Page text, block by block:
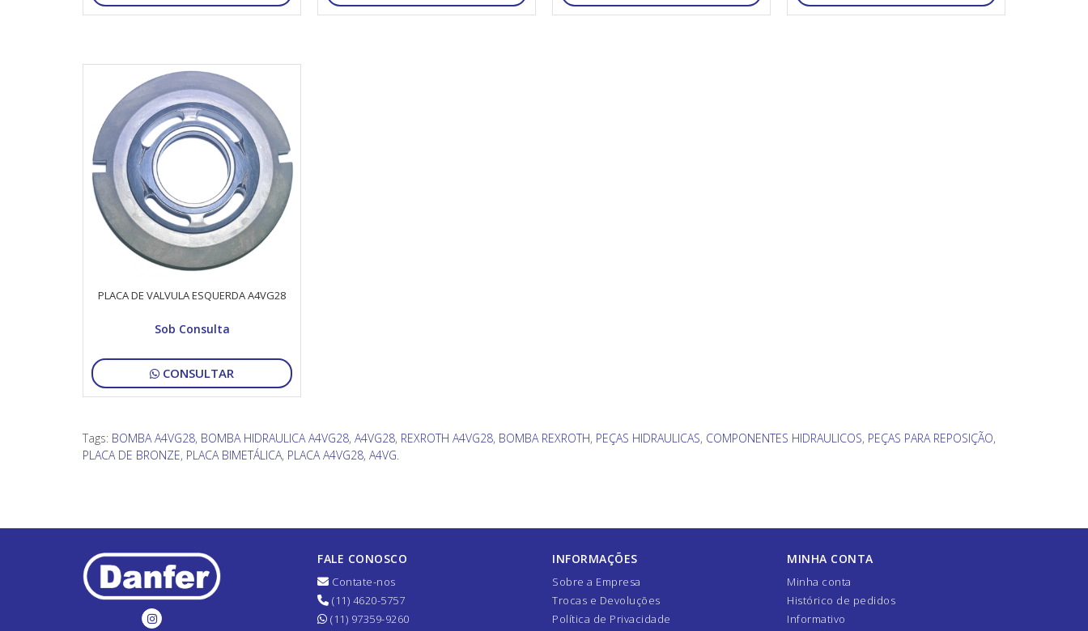
PLACA DE VALVULA ESQUERDA A4VG28
Sob Consulta
CONSULTAR
Tags: BOMBA A4VG28, BOMBA HIDRAULICA A4VG28, A4VG28, REXROTH A4VG28, BOMBA REXROTH, PEÇAS HIDRAULICAS, COMPONENTES HIDRAULICOS, PEÇAS PARA REPOSIÇÃO,
PLACA DE BRONZE, PLACA BIMETÁLICA, PLACA A4VG28, A4VG.
FALE CONOSCO
Contate-nos
(11) 4620-5757
(11) 97359-9260
INFORMAÇÕES
Sobre a Empresa
Trocas e Devoluções
Política de Privacidade
MINHA CONTA
Minha conta
Histórico de pedidos
Informativo